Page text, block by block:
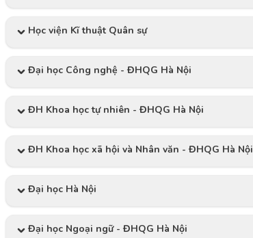
Học viện Kĩ thuật Quân sự
Đại học Công nghệ - ĐHQG Hà Nội
ĐH Khoa học tự nhiên - ĐHQG Hà Nội
ĐH Khoa học xã hội và Nhân văn - ĐHQG Hà Nội
Đại học Hà Nội
Đại học Ngoại ngữ - ĐHQG Hà Nội